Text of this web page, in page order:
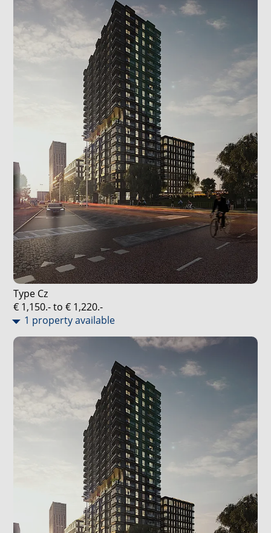
Type Cz
€ 1,150.- to € 1,220.-
1 property available